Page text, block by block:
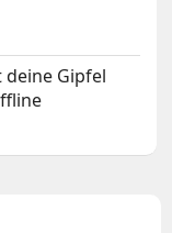
deine Gipfel